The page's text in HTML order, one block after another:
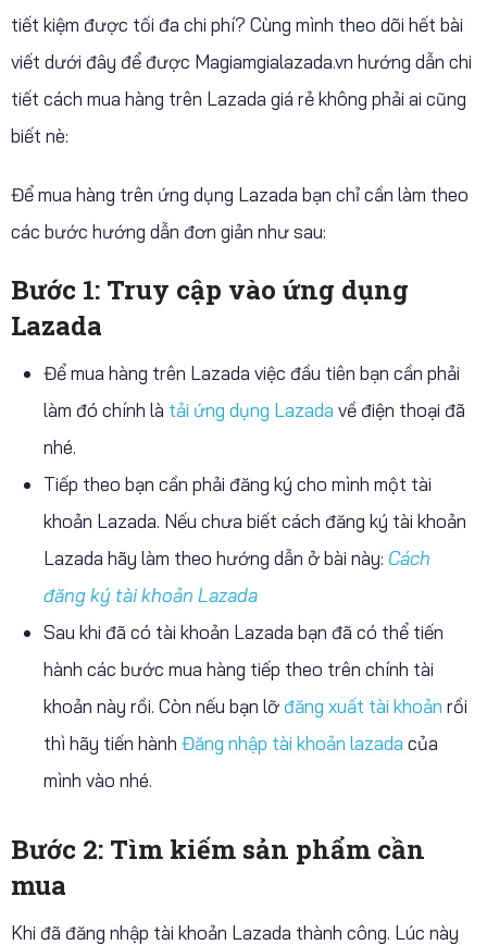
tiết kiệm được tối đa chi phí? Cùng mình theo dõi hết bài
viết dưới đây để được Magiamgialazada.vn hướng dẫn chi
tiết cách mua hàng trên Lazada giá rẻ không phải ai cũng
biết nè:
Để mua hàng trên ứng dụng Lazada bạn chỉ cần làm theo
các bước hướng dẫn đơn giản như sau:
Bước 1: Truy cập vào ứng dụng
Lazada
Để mua hàng trên Lazada việc đầu tiên bạn cần phải
làm đó chính là tải ứng dụng Lazada về điện thoại đã
nhé.
Tiếp theo bạn cần phải đăng ký cho mình một tài
khoản Lazada. Nếu chưa biết cách đăng ký tài khoản
Lazada hãy làm theo hướng dẫn ở bài này: Cách
đăng ký tài khoản Lazada
Sau khi đã có tài khoản Lazada bạn đã có thể tiến
hành các bước mua hàng tiếp theo trên chính tài
khoản này rồi. Còn nếu bạn lỡ đăng xuất tài khoản rồi
thì hãy tiến hành Đăng nhập tài khoản lazada của
mình vào nhé.
Bước 2: Tìm kiếm sản phẩm cần
mua
Khi đã đăng nhập tài khoản Lazada thành công. Lúc này